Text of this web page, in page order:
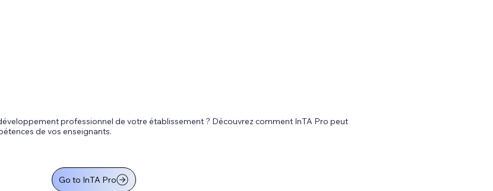
professionnel de votre établissement ? Découvrez comment InTA Pro peut
de vos enseignants.
Go to InTA Pro